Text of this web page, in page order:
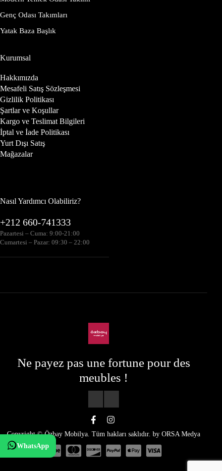
Genç Odası Takımları
Yatak Baza Başlık
Kurumsal
Hakkımızda
Mesafeli Satış Sözleşmesi
Gizlilik Politikası
Şartlar ve Koşullar
Kargo ve Teslimat Bilgileri
İptal ve İade Politikası
Yurt Dışı Satış
Mağazalar
Nasıl Yardımcı Olabiliriz?
+212 660-741333
Pazartesi – Cuma: 9:00-21:00
Cumartesi – Pazar: 09:30 – 22:00
Ne payez pas une fortune pour des
meubles !
Copyright © Özbay Mobilya. Tüm hakları saklıdır. by ORSA Medya
WhatsApp